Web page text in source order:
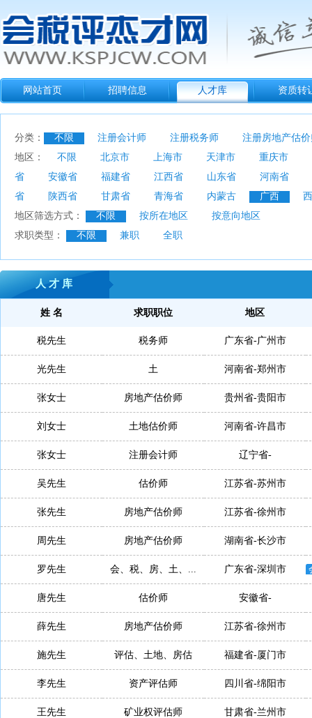
网站首页 招聘信息 人才库 资质转
分类： 不限 注册会计师 注册税务师
注册房地产估
地区：
不限 北京市 上海市 天津市
重庆市
省
安徽省 福建省 江西省 山东省
河南省
省
陕西省 甘肃省 青海省 内蒙古 广西
地区筛选方式：
不限 按所在地区
按意向地区
求职类型：
不限 兼职 全职
人 才 库
姓 名 求职职位 地区
税先生 税务师 广东省-广州市
光先生 土 河南省-郑州市
张女士 房地产估价师 贵州省-贵阳市
刘女士 土地估价师 河南省-许昌市
张女士 注册会计师 辽宁省-
吴先生 估价师 江苏省-苏州市
张先生 房地产估价师 江苏省-徐州市
周先生 房地产估价师 湖南省-长沙市
罗先生 会、税、房、土、... 广东省-深圳市
唐先生 估价师 安徽省-
薛先生 房地产估价师 江苏省-徐州市
施先生 评估、土地、房估 福建省-厦门市
李先生 资产评估师 四川省-绵阳市
王先生 矿业权评估师 甘肃省-兰州市